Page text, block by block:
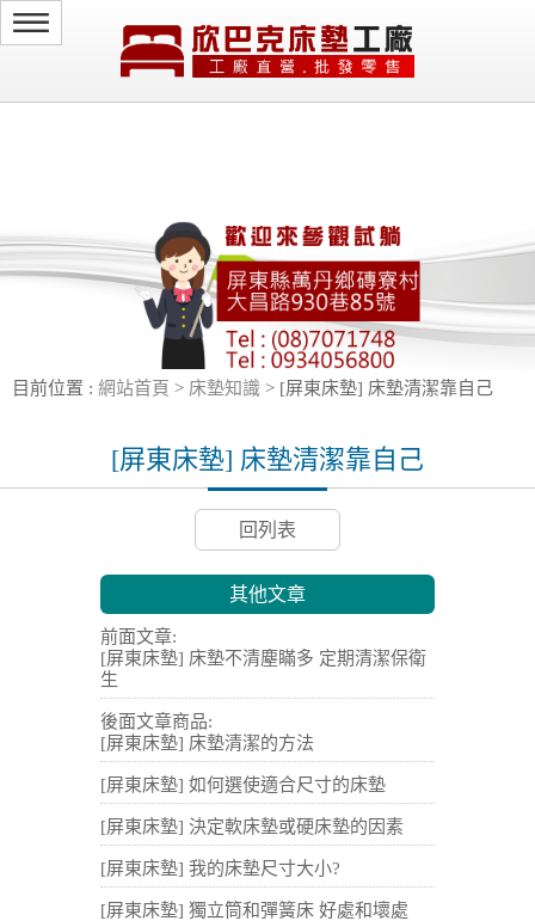
select * from ede23_kangde.news where id_news!='news5d57fd0dc73ca' and
id_news!='news5d57fd7fd4c7b' and id_news!='news5d57fc7881da1' order by
目前位置 : 網站首頁 > 床墊知識 > [屏東床墊] 床墊清潔靠自己
[屏東床墊] 床墊清潔靠自己
回列表
其他文章
前面文章:
[屏東床墊] 床墊不清塵瞞多 定期清潔保衛
生
後面文章商品:
[屏東床墊] 床墊清潔的方法
[屏東床墊] 如何選使適合尺寸的床墊
[屏東床墊] 決定軟床墊或硬床墊的因素
[屏東床墊] 我的床墊尺寸大小?
[屏東床墊] 獨立筒和彈簧床 好處和壞處